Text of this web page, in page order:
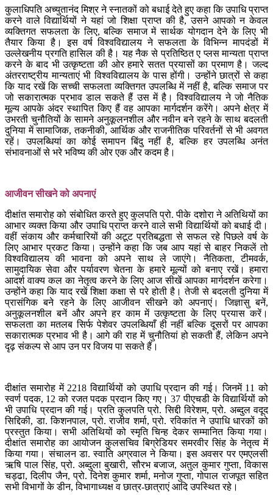
कुलाधिपति अच्युतानंद मिश्र ने स्नातकों को बधाई देते हुए कहा कि उपाधि प्राप्त
करने वाले विद्यार्थियों ने यहां जो शिक्षा प्राप्त की है, उसने आपको न केवल
व्यक्तिगत सफलता के लिए, बल्कि समाज में सार्थक योगदान देने के लिए भी
तैयार किया है। इस वर्ष विश्वविद्यालय ने सफलता के विभिन्न मापदंडों में
उल्लेखनीय प्रगति हासिल की है। यह नैक से प्रतिष्ठित ए प्लस मान्यता प्राप्त
करने के बाद भी उत्कृष्टता की ओर हमारे सतत प्रयासों का प्रमाण है। जल्द
अंतरराष्ट्रीय मान्यताएं भी विश्वविद्यालय के पास होंगी। उन्होंने छात्रों से कहा
कि याद रखें कि सच्ची सफलता व्यक्तिगत उपलब्धि में नहीं है, बल्कि समाज पर
जो सकारात्मक प्रभाव डाल सकते हैं उस में है। विश्वविद्यालय ने जो नैतिक
मूल्य आपके अंदर स्थापित किए हैं वह आपका मार्गदर्शन करेंगे। अपने क्षेत्र में
उभरती चुनौतियों के सामने अनुकूलनशील और नवीन बने रहने के साथ बदलती
दुनिया में सामाजिक, तकनीकी, आर्थिक और राजनीतिक परिवर्तनों से भी अवगत
रहें। उपलब्धियां का कोई समापन बिंदु नहीं है, बल्कि हर उपलब्धि अनंत
संभावनाओं से भरे भविष्य की ओर एक और कदम है।
आजीवन सीखने को अपनाएं
दीक्षांत समारोह को संबोधित करते हुए कुलपति प्रो. पीके दशोरा ने अतिथियों का
आभार व्यक्त किया और उपाधि प्राप्त करने वाले सभी विद्यार्थियों को बधाई दी।
वहीं संकाय और कर्मचारियों की अटूट प्रतिबद्धता से सफल रहे पिछले वर्ष के
लिए आभार प्रकट किया। उन्होंने कहा कि जब आप यहां से बाहर निकलें तो
विश्वविद्यालय की भावना को अपने साथ ले जाएंगे। नैतिकता, टीमवर्क,
सामुदायिक सेवा और पर्यावरण चेतना के हमारे मूल्यों को बनाए रखें। हमारा
आदर्श वाक्य कल का नेतृत्व करने के लिए आज सीखें आपका मार्गदर्शन करेगा।
उन्होंने कहा कि याद रखें शिक्षा कक्षा से परे होती है। तेजी से बदलती दुनिया में
प्रासंगिक बने रहने के लिए आजीवन सीखने को अपनाएं। जिज्ञासु बनें,
अनुकूलनशील बनें और अपने हर काम में उत्कृष्टता के लिए प्रयास करें।
सफलता का मतलब सिर्फ पेशेवर उपलब्धियाँ ही नहीं बल्कि दूसरों पर आपका
सकारात्मक प्रभाव भी है। आगे की राह में चुनौतियां हो सकती हैं, लेकिन अपने
दृढ़ संकल्प से आप उन पर विजय पा सकते हैं।
दीक्षांत समारोह में 2218 विद्यार्थियों को उपाधि प्रदान की गई। जिनमें 11 को
स्वर्ण पदक, 12 को रजत पदक प्रदान किए गए। 37 पीएचडी के विद्यार्थियों को
भी उपाधि प्रदान की गई। प्रति कुलपति प्रो. सिद्दी विरेशम, प्रो. अब्दुल वदूद
सिद्दिकी, डा. किशनपाल, प्रो. राजीव शर्मा, प्रो. रविकांत ने उपाधि धारकों को
प्रस्तुत किया। सभी अतिथियों को स्मृति चिन्ह देकर सम्मानित किया गया।
दीक्षांत समारोह का आयोजन कुलसचिव बिग्रेडियर समरवीर सिंह के नेतृत्व में
किया गया। संचालन डा. स्वाति अग्रवाल ने किया। इस अवसर पर एमएलसी
ऋषि पाल सिंह, प्रो. अब्दुला बुखारी, सौरभ बजाज, अतुल कुमार गुप्ता, विकास
चड्ढा, दिलीप जैन, प्रो. दिनेश कुमार शर्मा, मनोज गुप्ता, गोपाल राजपूत सहित
सभी विभागों के डीन, विभागाध्यक्ष व छात्र-छात्राएं आदि उपस्थित रहे।